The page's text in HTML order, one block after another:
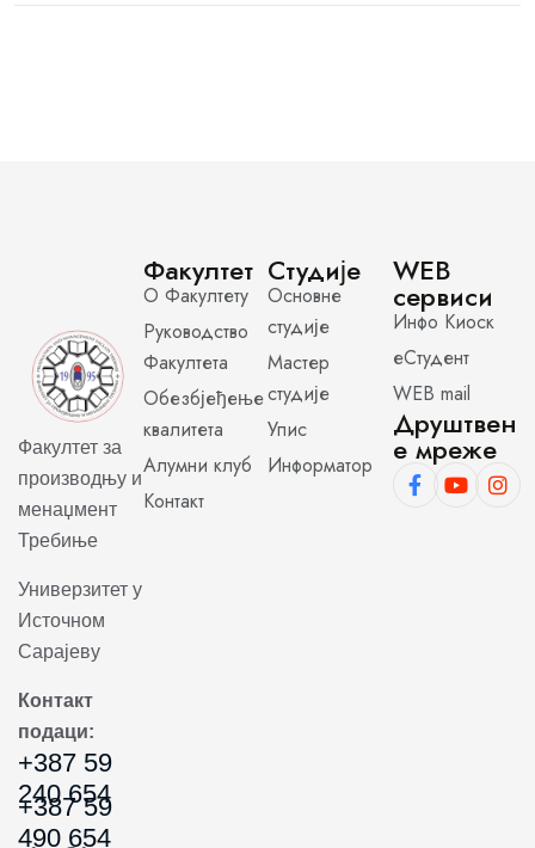
Факултет за
производњу и
менаџмент
Требиње
Универзитет у
Источном
Сарајеву
Контакт
подаци:
+387 59
240 654
+387 59
490 654
Факултет
О Факултету
Руководство
Факултета
Обезбјеђење
квалитета
Алумни клуб
Контакт
Студије
Основне
студије
Мастер
студије
Упис
Информатор
WEB
сервиси
Инфо Киоск
еСтудент
WEB mail
Друштвен
е мреже